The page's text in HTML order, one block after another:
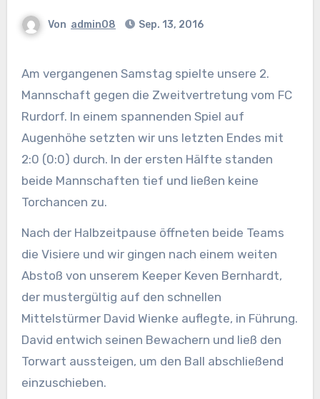
Von admin08 Sep. 13, 2016
Am vergangenen Samstag spielte unsere 2.
Mannschaft gegen die Zweitvertretung vom FC
Rurdorf. In einem spannenden Spiel auf
Augenhöhe setzten wir uns letzten Endes mit
2:0 (0:0) durch. In der ersten Hälfte standen
beide Mannschaften tief und ließen keine
Torchancen zu.
Nach der Halbzeitpause öffneten beide Teams
die Visiere und wir gingen nach einem weiten
Abstoß von unserem Keeper Keven Bernhardt,
der mustergültig auf den schnellen
Mittelstürmer David Wienke auflegte, in Führung.
David entwich seinen Bewachern und ließ den
Torwart aussteigen, um den Ball abschließend
einzuschieben.